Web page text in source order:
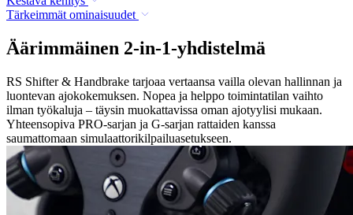
Tärkeimmät ominaisuudet
Äärimmäinen 2-in-1-yhdistelmä
RS Shifter & Handbrake tarjoaa vertaansa vailla olevan hallinnan ja
luontevan ajokokemuksen. Nopea ja helppo toimintatilan vaihto
ilman työkaluja – täysin muokattavissa oman ajotyylisi mukaan.
Yhteensopiva PRO-sarjan ja G-sarjan rattaiden kanssa
saumattomaan simulaattorikilpailuasetukseen.